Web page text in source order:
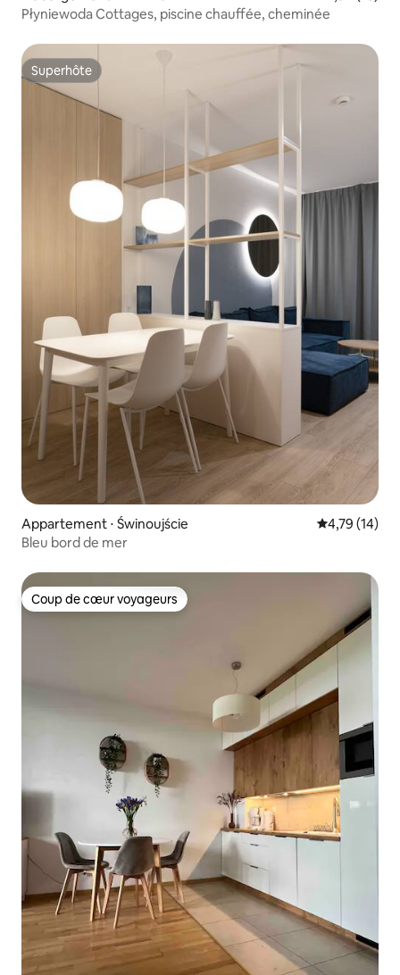
Płyniewoda Cottages, piscine chauffée, cheminée
Superhôte
Superhôte
Appartement ⋅ Świnoujście Évaluation
4,79 (14)
Bleu bord de mer
Coup de cœur voyageurs
Coup de cœur voyageurs